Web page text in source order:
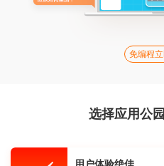
免编程
选择应用公